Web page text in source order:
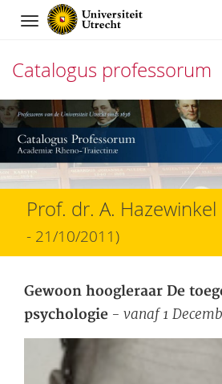
Navigation
Catalogus professorum
Direct
naar
het
inhoud
Prof. dr. A. Hazewinkel
- 21/10/2011)
Gewoon hoogleraar De
psychologie - vanaf 1